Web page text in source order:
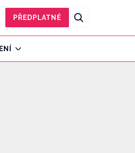
PŘEDPLATNÉ